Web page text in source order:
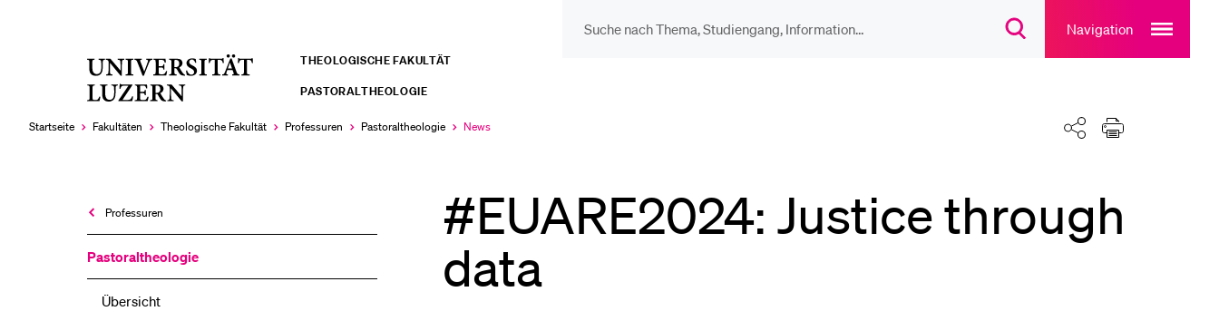
SuchdialogNavigation
main
navigation
Universität
Luzern
THEOLOGISCHE FAKULTÄT
PASTORALTHEOLOGIE
Startseite Fakultäten Theologische Fakultät Professuren Pastoraltheologie
Aktuell
News Teilen Drucken
Professuren
Pastoraltheologie
Übersicht
#EUARE2024: Justice through
data
LETZTE SUCHEN
Studien­interessierte
Bibliothek